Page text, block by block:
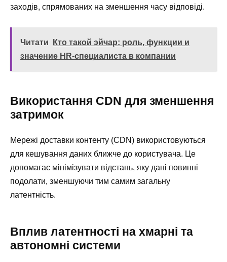
заходів, спрямованих на зменшення часу відповіді.
Читати
Кто такой эйчар: роль, функции и
значение HR-специалиста в компании
Використання CDN для зменшення
затримок
Мережі доставки контенту (CDN) використовуються
для кешування даних ближче до користувача. Це
допомагає мінімізувати відстань, яку дані повинні
подолати, зменшуючи тим самим загальну
латентність.
Вплив латентності на хмарні та
автономні системи